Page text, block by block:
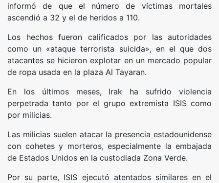
informó de que el número de víctimas mortales
ascendió a 32 y el de heridos a 110.
Los hechos fueron calificados por las autoridades
como un «ataque terrorista suicida», en el que dos
atacantes se hicieron explotar en un mercado popular
de ropa usada en la plaza Al Tayaran.
En los últimos meses, Irak ha sufrido violencia
perpetrada tanto por el grupo extremista ISIS como
por milicias.
Las milicias suelen atacar la presencia estadounidense
con cohetes y morteros, especialmente la embajada
de Estados Unidos en la custodiada Zona Verde.
Por su parte, ISIS ejecutó atentados similares en el